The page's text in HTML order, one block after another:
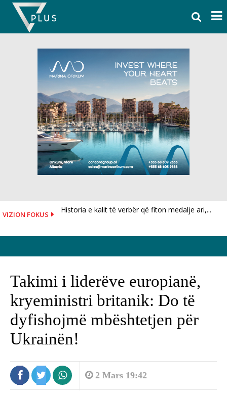
Skip
content
VIZION FOKUS Historia e kalit të verbër që fiton medalje ari,...
Takimi i liderëve europianë,
kryeministri britanik: Do të
dyfishojmë mbështetjen për
Ukrainën!
2 Mars 19:42